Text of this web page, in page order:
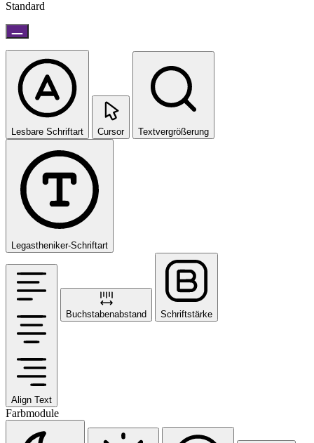
Standard
Lesbare Schriftart Cursor Textvergrößerung
Legastheniker-Schriftart
Align Text
Buchstabenabstand Schriftstärke
Farbmodule